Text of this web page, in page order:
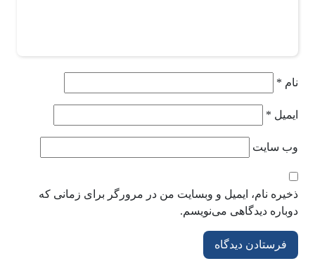
نام *
ایمیل *
وب‌ سایت
ذخیره نام، ایمیل و وبسایت من در مرورگر برای زمانی که
دوباره دیدگاهی می‌نویسم.